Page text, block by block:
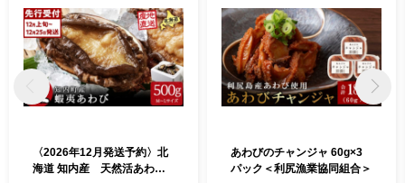
〈2026年12月発送予約〉北
海道 知内産 天然活あわび
あわびのチャンジャ 60g×3
パック＜利尻漁業協同組合＞